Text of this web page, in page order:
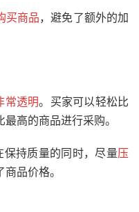
买商品，避免了额外的加
常透明。买家可以轻松比
高的商品进行采购。
持质量的同时，尽量压
品价格。